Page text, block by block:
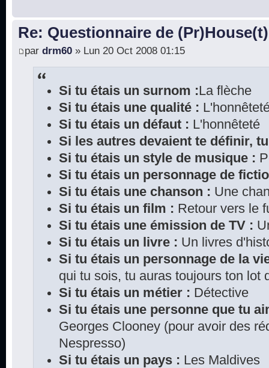
Re: Questionnaire de (Pr)House(t)
par drm60 » Lun 20 Oct 2008 01:15
Si tu étais un surnom :La flèche
Si tu étais une qualité :
Si tu étais un défaut : L'honnêteté
Si les autres devaient te définir,
Si tu étais un style de musique :
Si tu étais un personnage de
Si tu étais une chanson : Une
Si tu étais un film : Retour vers le
Si tu étais une émission de TV :
Si tu étais un livre : Un livres
Si tu étais un personnage de la
qui tu sois, tu auras toujours ton lot
Si tu étais un métier : Détective
Si tu étais une personne que tu
Georges Clooney (pour avoir des
Nespresso)
Si tu étais un pays : Les Maldives